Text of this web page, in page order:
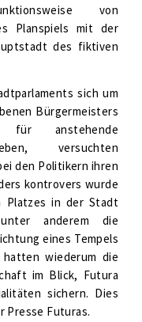
von
Planspiels mit der
des fiktiven
sich um
Bürgermeisters
für anstehende
versuchten
den Politikern ihren
kontrovers wurde
Platzes in der Stadt
anderem die
eines Tempels
wiederum die
im Blick, Futura
sichern. Dies
Presse Futuras.